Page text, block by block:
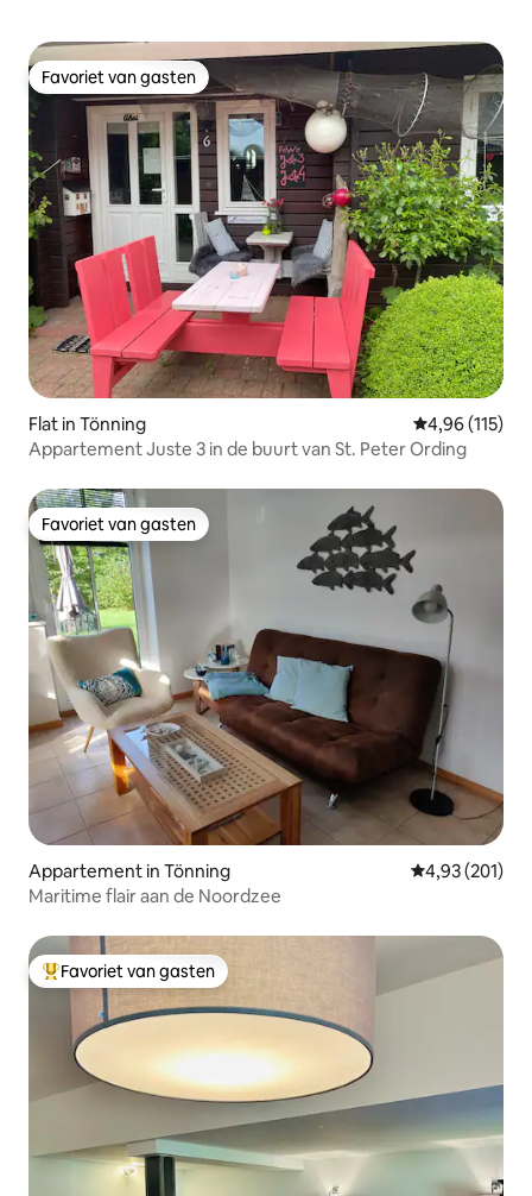
Favoriet van gasten
Favoriet van gasten
Flat in Tönning Gemiddelde
4,96 (115)
Appartement Juste 3 in de buurt van St. Peter Ording
Favoriet van gasten
Favoriet van gasten
Appartement in Tönning Gemiddelde
4,93 (201)
Maritime flair aan de Noordzee
Topfavoriet van gasten
Favoriet van gasten